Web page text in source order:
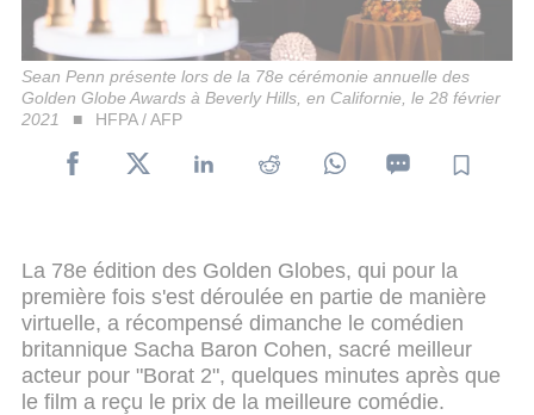
Sean Penn présente lors de la 78e cérémonie annuelle des
Golden Globe Awards à Beverly Hills, en Californie, le 28 février
2021
HFPA / AFP
La 78e édition des Golden Globes, qui pour la
première fois s'est déroulée en partie de manière
virtuelle, a récompensé dimanche le comédien
britannique Sacha Baron Cohen, sacré meilleur
acteur pour "Borat 2", quelques minutes après que
le film a reçu le prix de la meilleure comédie.